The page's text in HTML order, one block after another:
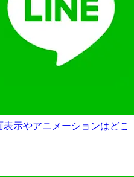
示やアニメーションはどこ